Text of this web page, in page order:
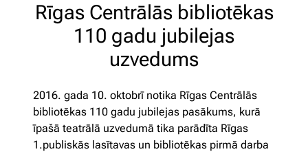
Rīgas Centrālās bibliotēkas
110 gadu jubilejas
uzvedums
2016. gada 10. oktobrī notika Rīgas Centrālās
bibliotēkas 110 gadu jubilejas pasākums, kurā
īpašā teatrālā uzvedumā tika parādīta Rīgas
1.publiskās lasītavas un bibliotēkas pirmā darba